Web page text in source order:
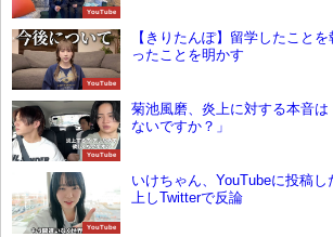
YouTube
YouTube
【きりたんぽ】留学したこと
ったことを明かす
YouTube
菊池風磨、炎上に対する本音は
ないですか？」
YouTube
いけちゃん、YouTubeに投稿
上しTwitterで反論